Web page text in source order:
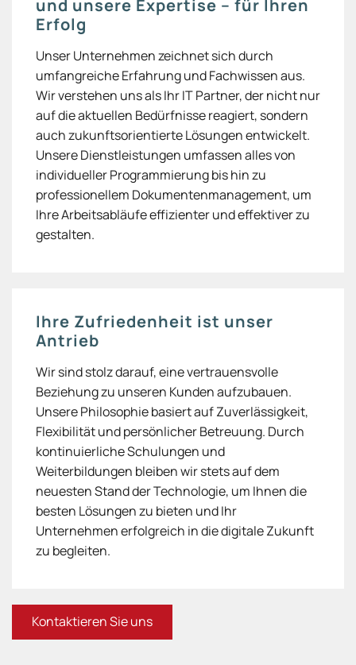
und unsere Expertise – für Ihren
Erfolg
Unser Unternehmen zeichnet sich durch
umfangreiche Erfahrung und Fachwissen aus.
Wir verstehen uns als Ihr IT Partner, der nicht nur
auf die aktuellen Bedürfnisse reagiert, sondern
auch zukunftsorientierte Lösungen entwickelt.
Unsere Dienstleistungen umfassen alles von
individueller Programmierung bis hin zu
professionellem Dokumentenmanagement, um
Ihre Arbeitsabläufe effizienter und effektiver zu
gestalten.
Ihre Zufriedenheit ist unser
Antrieb
Wir sind stolz darauf, eine vertrauensvolle
Beziehung zu unseren Kunden aufzubauen.
Unsere Philosophie basiert auf Zuverlässigkeit,
Flexibilität und persönlicher Betreuung. Durch
kontinuierliche Schulungen und
Weiterbildungen bleiben wir stets auf dem
neuesten Stand der Technologie, um Ihnen die
besten Lösungen zu bieten und Ihr
Unternehmen erfolgreich in die digitale Zukunft
zu begleiten.
Kontaktieren Sie uns